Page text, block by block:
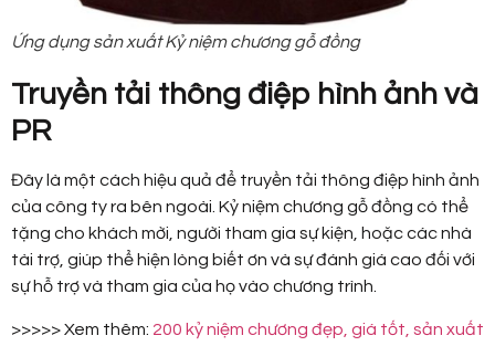
Ứng dụng sản xuất Kỷ niệm chương gỗ đồng
Truyền tải thông điệp hình ảnh và
PR
Đây là một cách hiệu quả để truyền tải thông điệp hình ảnh
của công ty ra bên ngoài. Kỷ niệm chương gỗ đồng có thể
tặng cho khách mời, người tham gia sự kiện, hoặc các nhà
tài trợ, giúp thể hiện lòng biết ơn và sự đánh giá cao đối với
sự hỗ trợ và tham gia của họ vào chương trình.
>>>>> Xem thêm: 200 kỷ niệm chương đẹp, giá tốt, sản xuất